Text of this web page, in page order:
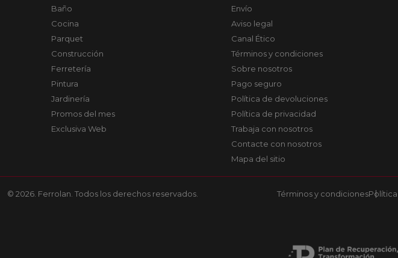
Baño
Cocina
Parquet
Construcción
Ferretería
Pintura
Jardinería
Promos del mes
Exclusiva Web
Envío
Aviso legal
Canal Ético
Términos y condiciones
Sobre nosotros
Pago seguro
Política de devoluciones
Política de privacidad
Trabaja con nosotros
Contacte con nosotros
Mapa del sitio
© 2026. Ferrolan. Todos los derechos reservados. Términos y condiciones